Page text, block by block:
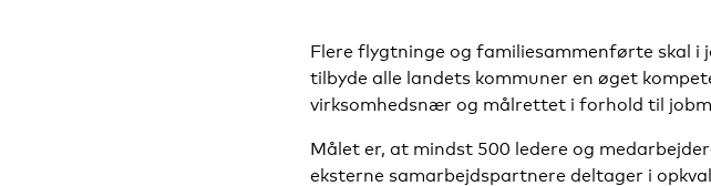
Flere flygtninge og familiesammenførte skal i
tilbyde alle landets kommuner en øget
virksomhedsnær og målrettet i forhold til
Målet er, at mindst 500 ledere og
eksterne samarbejdspartnere deltager i